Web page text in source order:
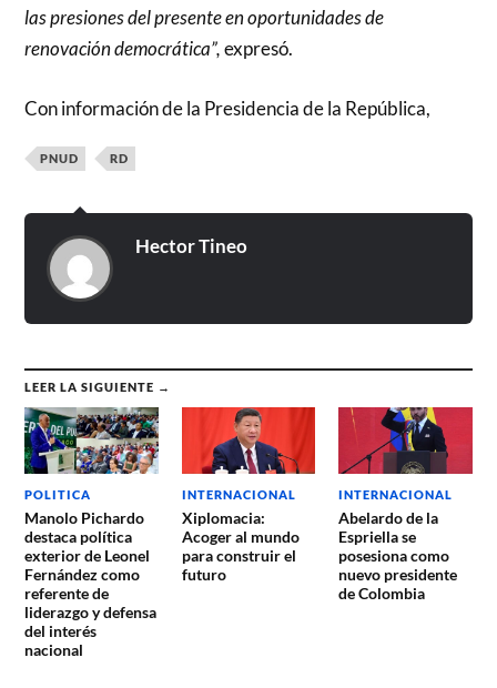
las presiones del presente en oportunidades de
renovación democrática”,expresó.
Con información de la Presidencia de la República,
PNUD RD
Hector Tineo
LEER LA SIGUIENTE →
POLITICA
Manolo Pichardo
destaca política
exterior de Leonel
Fernández como
referente de
liderazgo y defensa
del interés
nacional
INTERNACIONAL
Xiplomacia:
Acoger al mundo
para construir el
futuro
INTERNACIONAL
Abelardo de la
Espriella se
posesiona como
nuevo presidente
de Colombia